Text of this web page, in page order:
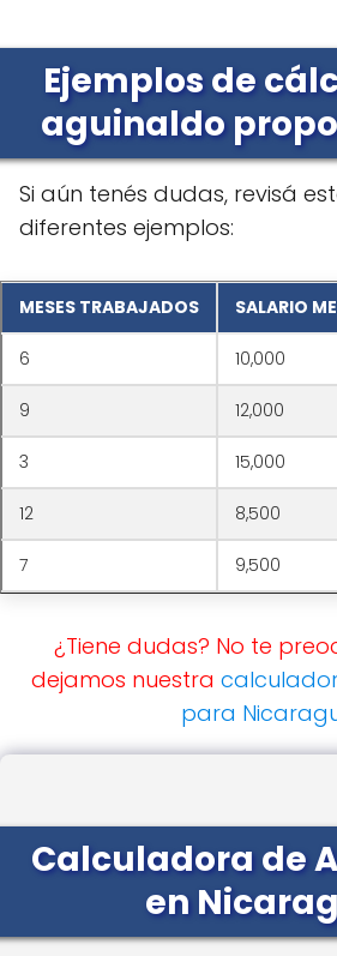
Ejemplos de
aguinaldo
Si aún tenés dudas, revisá
diferentes ejemplos:
MESES TRABAJADOS SALARIO
6 10,000
9 12,000
3 15,000
12 8,500
7 9,500
¿Tiene dudas? No te
dejamos nuestra
para
Calculadora de
en